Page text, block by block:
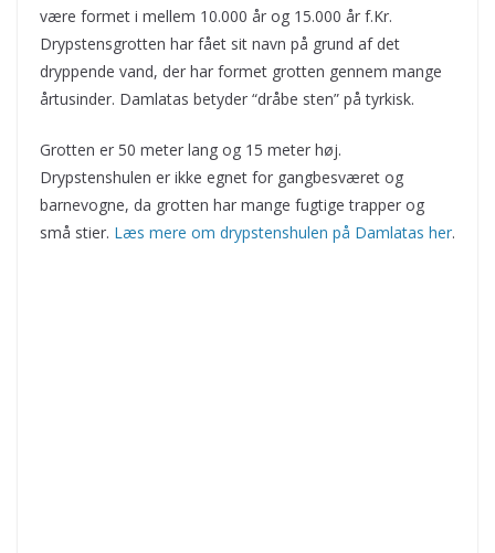
være formet i mellem 10.000 år og 15.000 år f.Kr.
Drypstensgrotten har fået sit navn på grund af det
dryppende vand, der har formet grotten gennem mange
årtusinder. Damlatas betyder “dråbe sten” på tyrkisk.
Grotten er 50 meter lang og 15 meter høj.
Drypstenshulen er ikke egnet for gangbesværet og
barnevogne, da grotten har mange fugtige trapper og
små stier. Læs mere om drypstenshulen på Damlatas her.